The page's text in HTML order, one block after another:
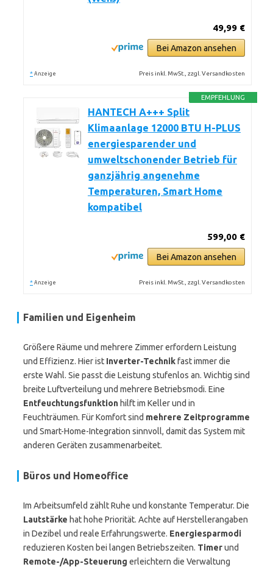
49,99 €
Bei Amazon ansehen
* Anzeige Preis inkl. MwSt., zzgl. Versandkosten
EMPFEHLUNG
HANTECH A+++ Split
Klimaanlage 12000 BTU H-PLUS
energiesparender und
umweltschonender Betrieb für
ganzjährig angenehme
Temperaturen, Smart Home
kompatibel
599,00 €
Bei Amazon ansehen
* Anzeige Preis inkl. MwSt., zzgl. Versandkosten
Familien und Eigenheim
Größere Räume und mehrere Zimmer erfordern Leistung
und Effizienz. Hier ist Inverter-Technikfast immer die
erste Wahl. Sie passt die Leistung stufenlos an. Wichtig sind
breite Luftverteilung und mehrere Betriebsmodi. Eine
Entfeuchtungsfunktion hilft im Keller und in
Feuchträumen. Für Komfort sind mehrere Zeitprogramme
und Smart-Home-Integration sinnvoll, damit das System mit
anderen Geräten zusammenarbeitet.
Büros und Homeoffice
Im Arbeitsumfeld zählt Ruhe und konstante Temperatur. Die
Lautstärke hat hohe Priorität. Achte auf Herstellerangaben
in Dezibel und reale Erfahrungswerte. Energiesparmodi
reduzieren Kosten bei langen Betriebszeiten. Timerund
Remote-/App-Steuerung erleichtern die Verwaltung